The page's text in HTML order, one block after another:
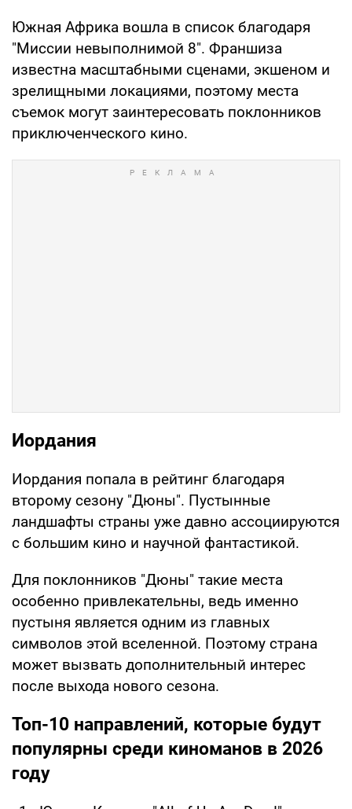
Южная Африка вошла в список благодаря
"Миссии невыполнимой 8". Франшиза
известна масштабными сценами, экшеном и
зрелищными локациями, поэтому места
съемок могут заинтересовать поклонников
приключенческого кино.
Иордания
Иордания попала в рейтинг благодаря
второму сезону "Дюны". Пустынные
ландшафты страны уже давно ассоциируются
с большим кино и научной фантастикой.
Для поклонников "Дюны" такие места
особенно привлекательны, ведь именно
пустыня является одним из главных
символов этой вселенной. Поэтому страна
может вызвать дополнительный интерес
после выхода нового сезона.
Топ-10 направлений, которые будут
популярны среди киноманов в 2026
году